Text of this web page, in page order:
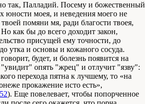
так, Палладий. Посему и божественный
юности моея, и неведения моего не
помяни мя, ради благости твоея,
как бы до всего доходит закон,
присущей ему точности, до
утка и основы и кожаного сосуда.
будет, и болезнь появится на
"увидит" опять "жрец" и отлучит "язву":
перехода пятна к лучшему, то «на
прокажение исто есть»,
). Еще повелевает, чтобы попорченное